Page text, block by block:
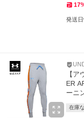
17
発送
【
ER
ーニ
在庫